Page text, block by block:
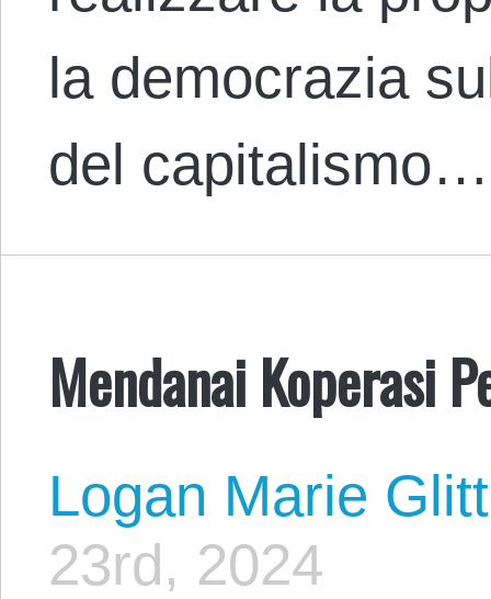
la democrazia
del
Mendanai Koperasi
Logan Marie
23rd, 2024